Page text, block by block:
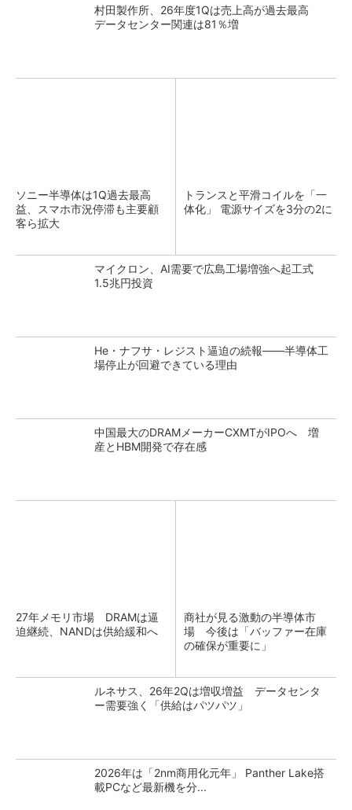
村田製作所、26年度1Qは売上高が過去最高
データセンター関連は81％増
ソニー半導体は1Q過去最高
益、スマホ市況停滞も主要顧
客ら拡大
トランスと平滑コイルを「一
体化」 電源サイズを3分の2に
マイクロン、AI需要で広島工場増強へ起工式
1.5兆円投資
He・ナフサ・レジスト逼迫の続報――半導体工
場停止が回避できている理由
中国最大のDRAMメーカーCXMTがIPOへ 増
産とHBM開発で存在感
27年メモリ市場 DRAMは逼
迫継続、NANDは供給緩和へ
商社が見る激動の半導体市
場 今後は「バッファー在庫
の確保が重要に」
ルネサス、26年2Qは増収増益 データセンタ
ー需要強く「供給はパツパツ」
2026年は「2nm商用化元年」 Panther Lake搭
載PCなど最新機を分...